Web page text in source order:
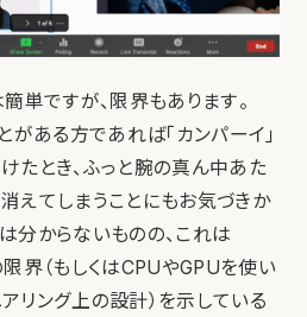
単ですが、限界もあります。
ある方であれば「カンパーイ」
たとき、ふっと腕の真ん中あた
えてしまうことにもお気づきか
分からないものの、これは
界（もしくはCPUやGPUを使い
リング上の設計）を示している